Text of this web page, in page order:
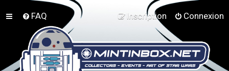
FAQ Connexion
Inscription